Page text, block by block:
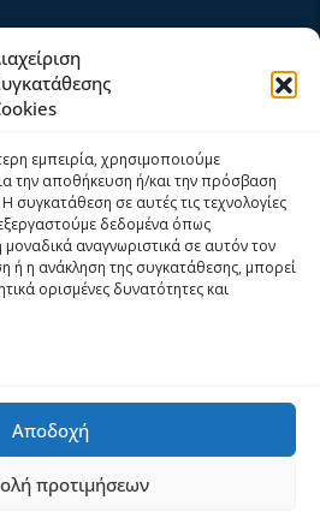
εμπειρία, χρησιμοποιούμε
την αποθήκευση ή/και την πρόσβαση
σε αυτές τις τεχνολογίες
δεδομένα όπως
αναγνωριστικά σε αυτόν τον
ή η ανάκληση της συγκατάθεσης, μπορεί
ορισμένες δυνατότητες και
Αποδοχή
προτιμήσεων
Σχετικά Με Εμάς
Υπηρεσίες
Help Desk
Όροι και Προϋποθέσεις